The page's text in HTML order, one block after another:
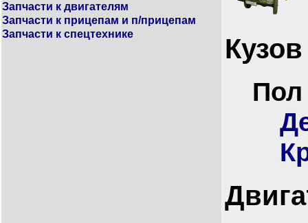
Запчасти к двигателям
Запчасти к прицепам и п/прицепам
Запчасти к спецтехнике
Кузов
Пол